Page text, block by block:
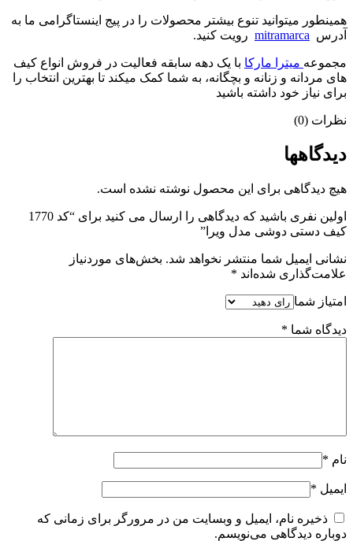
همینطور میتوانید تنوع بیشتر محصولات را در پیج اینستاگرامی ما به
آدرس mitramarca رویت کنید.
مجموعه میترا مارکا با یک دهه سابقه فعالیت در فروش انواع کیف
های مردانه و زنانه و بچگانه، به شما کمک میکند تا بهترین انتخاب را
برای نیاز خود داشته باشید
نظرات (0)
دیدگاهها
هیچ دیدگاهی برای این محصول نوشته نشده است.
اولین نفری باشید که دیدگاهی را ارسال می کنید برای “کد 1770
کیف دستی دوشی مدل ویرا”
نشانی ایمیل شما منتشر نخواهد شد. بخش‌های موردنیاز
علامت‌گذاری شده‌اند *
امتیاز شما
دیدگاه شما *
نام *
ایمیل *
ذخیره نام، ایمیل و وبسایت من در مرورگر برای زمانی که
دوباره دیدگاهی می‌نویسم.